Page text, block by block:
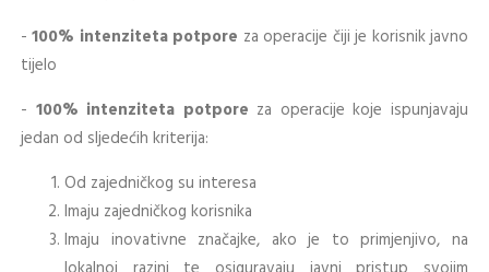
-100% intenziteta potpore za operacije čiji je korisnik javno
tijelo
- 100% intenziteta potpore za operacije koje ispunjavaju
jedan od sljedećih kriterija:
Od zajedničkog su interesa
Imaju zajedničkog korisnika
Imaju inovativne značajke, ako je to primjenjivo, na